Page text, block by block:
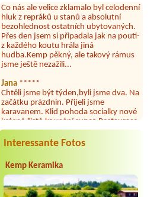
hluk z repráků u stanů a absolutní
bezohlednost ostatních ubytovaných.
Přes den jsem si připadala jak na pouti-
z každého koutu hrála jiná
hudba.Kemp pěkný, ale takový rámus
jsme ještě nezažili...
Chtěli jsme být týden,byli jsme dva. Na
začátku prázdnin. Přijeli jsme
karavanem. Klid pohoda socialky nové
krásné čisté,koupání super. Restaurace
s jídlem, a dobrým jídlem za slušnou
cenu na dosah, a spoustu možností na
výlety. Veškerý personál se choval
Aneta Janíčková*****
Byli jsme zde s dětmi na 5 nocí,
výborné vybavení kempu, čisto všude.
Interessante Fotos
Kemp Keramika